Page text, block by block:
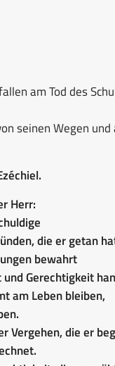
am Tod des
seinen Wegen
Herr:
die er getan
bewahrt
und Gerechtigkeit
am Leben bleiben,
Vergehen, die er